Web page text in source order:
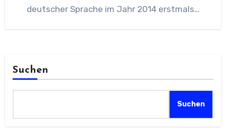
deutscher Sprache im Jahr 2014 erstmals…
Suchen
Suchen